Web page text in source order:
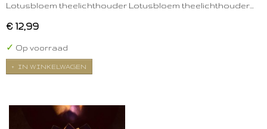
Lotusbloem theelichthouder Lotusbloem theelichthouder…
€ 12,99
✓ Op voorraad
IN WINKELWAGEN